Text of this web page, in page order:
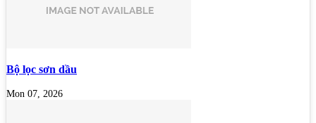
Bộ lọc sơn dầu
Mon 07, 2026